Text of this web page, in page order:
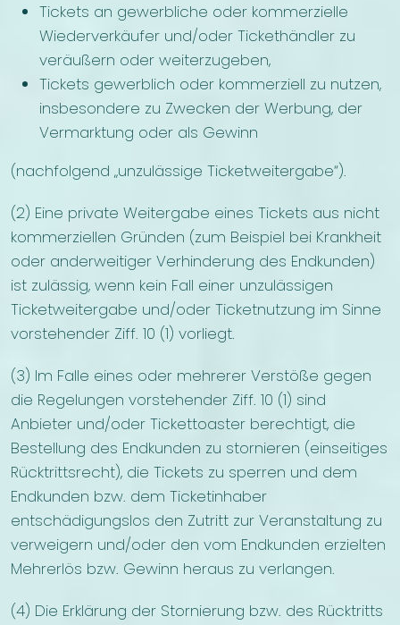
Tickets an gewerbliche oder kommerzielle
Wiederverkäufer und/oder Tickethändler zu
veräußern oder weiterzugeben,
Tickets gewerblich oder kommerziell zu nutzen,
insbesondere zu Zwecken der Werbung, der
Vermarktung oder als Gewinn
(nachfolgend „unzulässige Ticketweitergabe“).
(2) Eine private Weitergabe eines Tickets aus nicht
kommerziellen Gründen (zum Beispiel bei Krankheit
oder anderweitiger Verhinderung des Endkunden)
ist zulässig, wenn kein Fall einer unzulässigen
Ticketweitergabe und/oder Ticketnutzung im Sinne
vorstehender Ziff. 10 (1) vorliegt.
(3) Im Falle eines oder mehrerer Verstöße gegen
die Regelungen vorstehender Ziff. 10 (1) sind
Anbieter und/oder Tickettoaster berechtigt, die
Bestellung des Endkunden zu stornieren (einseitiges
Rücktrittsrecht), die Tickets zu sperren und dem
Endkunden bzw. dem Ticketinhaber
entschädigungslos den Zutritt zur Veranstaltung zu
verweigern und/oder den vom Endkunden erzielten
Mehrerlös bzw. Gewinn heraus zu verlangen.
(4) Die Erklärung der Stornierung bzw. des Rücktritts